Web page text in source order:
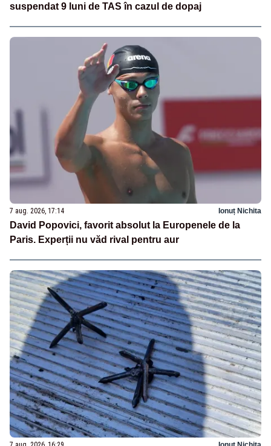
suspendat 9 luni de TAS în cazul de dopaj
7 aug. 2026, 17:14 Ionuț Nichita
David Popovici, favorit absolut la Europenele de la
Paris. Experții nu văd rival pentru aur